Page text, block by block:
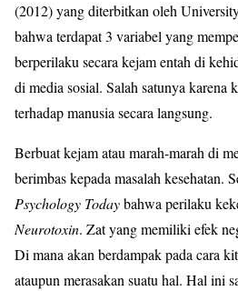
(2012) yang diterbitkan oleh
bahwa terdapat 3 variabel yang
berperilaku secara kejam entah di
di media sosial. Salah satunya karena
terhadap manusia secara langsung.
Berbuat kejam atau marah-marah di
berimbas kepada masalah kesehatan.
Psychology Todaybahwa perilaku
Neurotoxin. Zat yang memiliki efek
Di mana akan berdampak pada cara
ataupun merasakan suatu hal. Hal ini